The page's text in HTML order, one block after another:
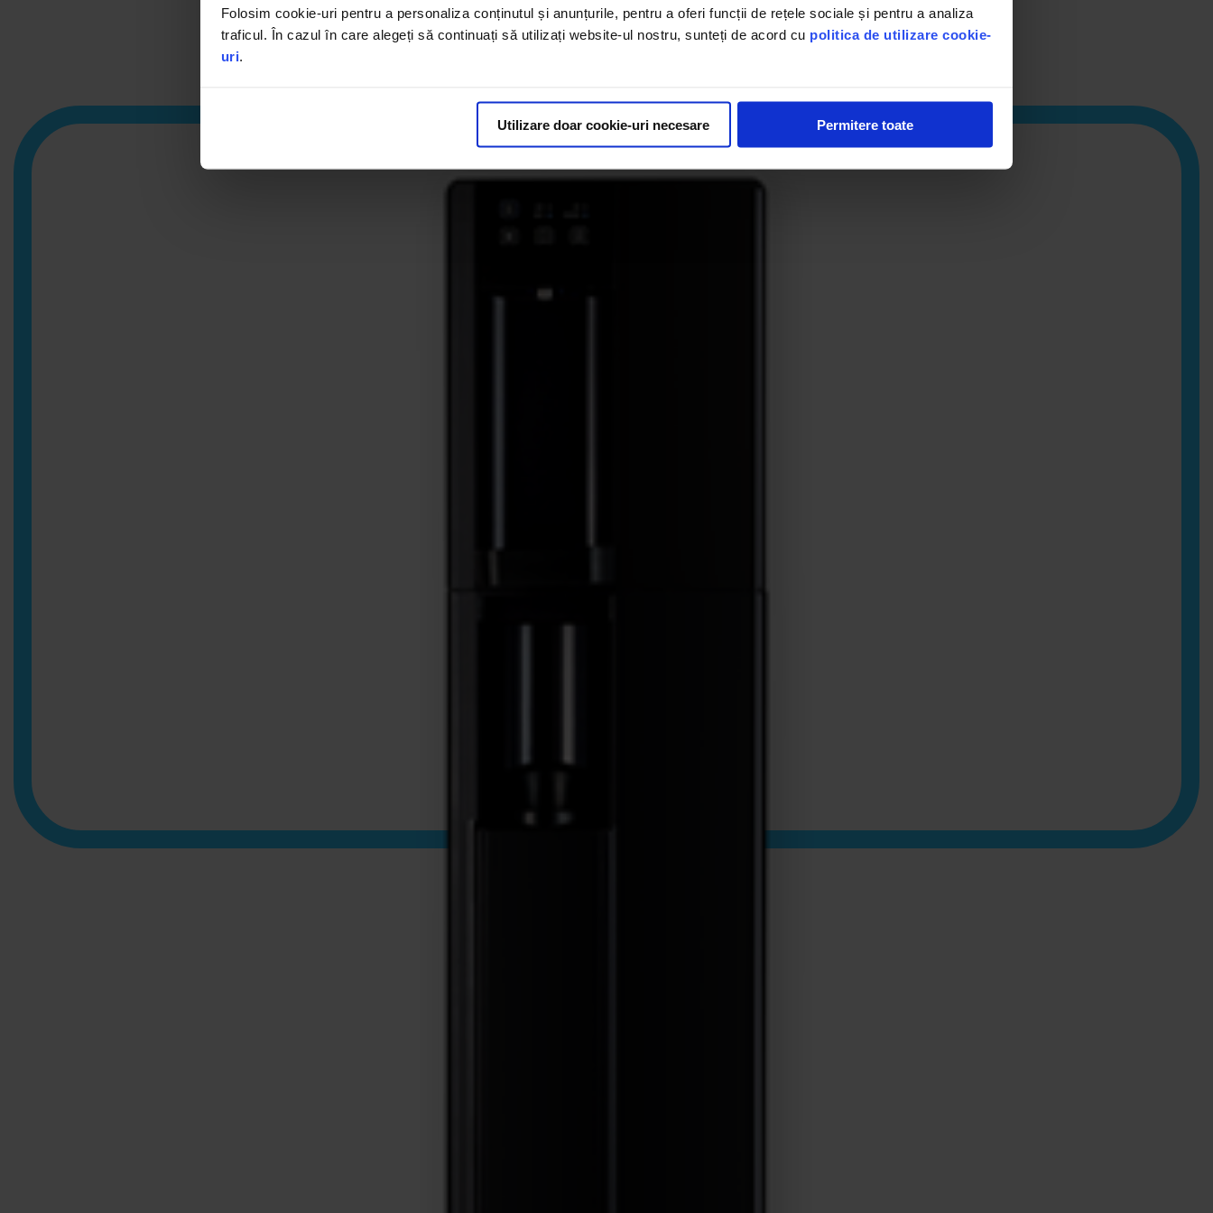
Folosim cookie-uri pentru a personaliza conținutul și anunțurile, pentru a oferi funcții de rețele sociale și pentru a analiza
traficul. În cazul în care alegeți să continuați să utilizați website-ul nostru, sunteți de acord cu politica de utilizare cookie-
uri.
Utilizare doar cookie-uri necesare Permitere toate
consum al cafelei.